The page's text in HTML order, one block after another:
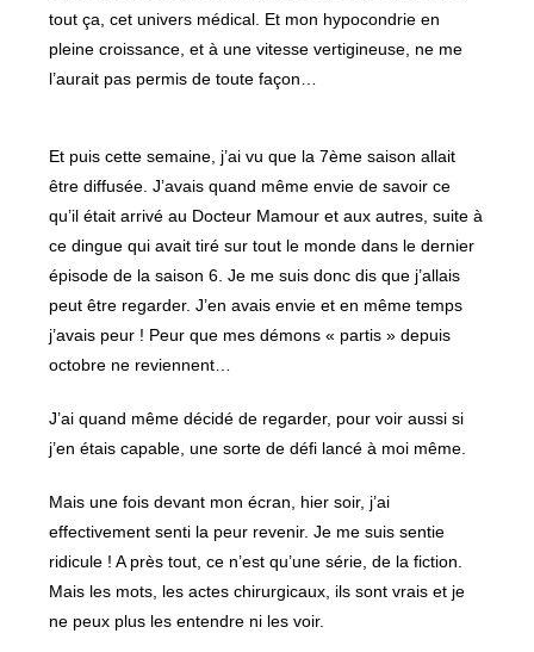
tout ça, cet univers médical. Et mon hypocondrie en
pleine croissance, et à une vitesse vertigineuse, ne me
l’aurait pas permis de toute façon…
Et puis cette semaine, j’ai vu que la 7ème saison allait
être diffusée. J’avais quand même envie de savoir ce
qu’il était arrivé au Docteur Mamour et aux autres, suite à
ce dingue qui avait tiré sur tout le monde dans le dernier
épisode de la saison 6. Je me suis donc dis que j’allais
peut être regarder. J’en avais envie et en même temps
j’avais peur ! Peur que mes démons « partis » depuis
octobre ne reviennent…
J’ai quand même décidé de regarder, pour voir aussi si
j’en étais capable, une sorte de défi lancé à moi même.
Mais une fois devant mon écran, hier soir, j’ai
effectivement senti la peur revenir. Je me suis sentie
ridicule ! A près tout, ce n’est qu’une série, de la fiction.
Mais les mots, les actes chirurgicaux, ils sont vrais et je
ne peux plus les entendre ni les voir.